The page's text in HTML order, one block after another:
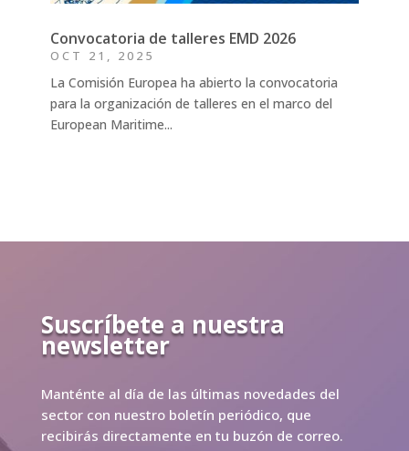
Convocatoria de talleres EMD 2026
OCT 21, 2025
La Comisión Europea ha abierto la convocatoria
para la organización de talleres en el marco del
European Maritime...
Suscríbete a nuestra
newsletter
Manténte al día de las últimas novedades del
sector con nuestro boletín periódico, que
recibirás directamente en tu buzón de correo.